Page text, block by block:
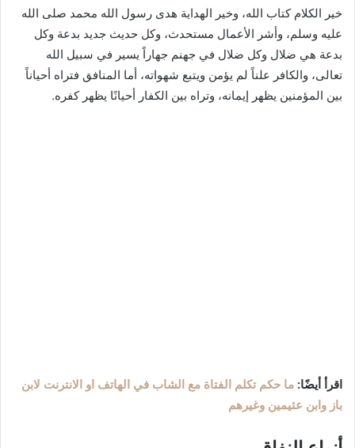
خير الكلام كتاب الله، وخير الهداية هدى رسول الله محمد صلى الله
عليه وسلم، وأشر الأعمال مستحدث، وكل حديث جديد بدعة وكل
بدعة هي ضلال وكل ضلال في جهنم جهاراً يسير في سبيل الله
تعالى، والكافر علناً لم يؤمن ويتبع شهواته، أما المنافق فتراه أحياناً
بين المؤمنين يظهر إيمانه، وتراه بين الكفار أحيانًا يظهر كفره.
اقرأ أيضًا: ما حكم تكلم الفتاة مع الشاب في الهاتف او الانترنت لابن
باز وابن عثيمين وغيرهم